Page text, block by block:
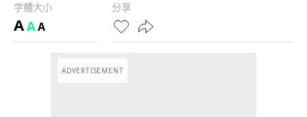
字體大小
AAA
分享
ADVERTISEMENT